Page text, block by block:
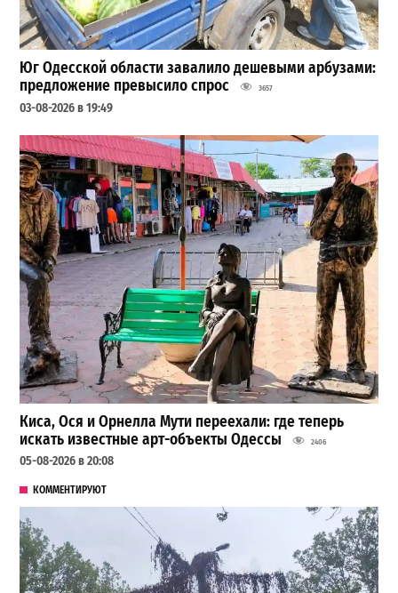
Юг Одесской области завалило дешевыми арбузами:
предложение превысило спрос
3657
03-08-2026 в 19:49
Киса, Ося и Орнелла Мути переехали: где теперь
искать известные арт-объекты Одессы
2406
05-08-2026 в 20:08
КОММЕНТИРУЮТ